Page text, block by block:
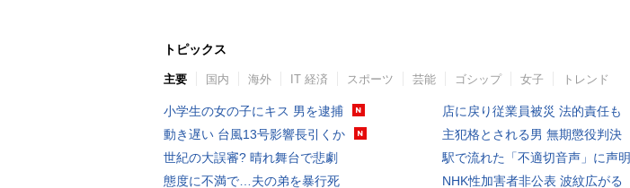
トピックス
主要 国内 海外 IT 経済 スポーツ 芸能 ゴシップ 女子 トレンド
小学生の女の子にキス 男を逮捕
動き遅い 台風13号影響長引くか
世紀の大誤審? 晴れ舞台で悲劇
態度に不満で…夫の弟を暴行死
店に戻り従業員被災 法的責任も
主犯格とされる男 無期懲役判決
駅で流れた「不適切音声」に声明
NHK性加害者非公表 波紋広がる